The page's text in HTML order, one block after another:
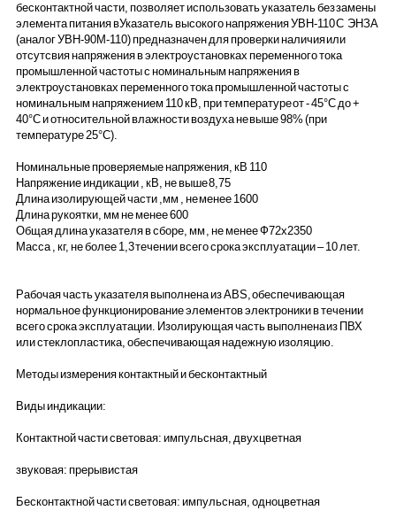
бесконтактной части, позволяет использовать указатель без замены
элемента питания вУказатель высокого напряжения УВН-110 С ЭНЗА
(аналог УВН-90М-110) предназначен для проверки наличия или
отсутсвия напряжения в электроустановках переменного тока
промышленной частоты с номинальным напряжения в
электроустановках переменного тока промышленной частоты с
номинальным напряжением 110 кВ, при температуре от - 45°С до +
40°С и относительной влажности воздуха не выше 98% (при
температуре 25°С).
Номинальные проверяемые напряжения, кВ 110
Напряжение индикации , кВ, не выше 8,75
Длина изолирующей части ,мм , не менее 1600
Длина рукоятки, мм не менее 600
Общая длина указателя в сборе, мм , не менее Ф72х2350
Масса , кг, не более 1,3 течении всего срока эксплуатации – 10 лет.
Рабочая часть указателя выполнена из АВS, обеспечивающая
нормальное функционирование элементов электроники в течении
всего срока эксплуатации. Изолирующая часть выполнена из ПВХ
или стеклопластика, обеспечивающая надежную изоляцию.
Методы измерения контактный и бесконтактный
Виды индикации:
Контактной части световая: импульсная, двухцветная
звуковая: прерывистая
Бесконтактной части световая: импульсная, одноцветная